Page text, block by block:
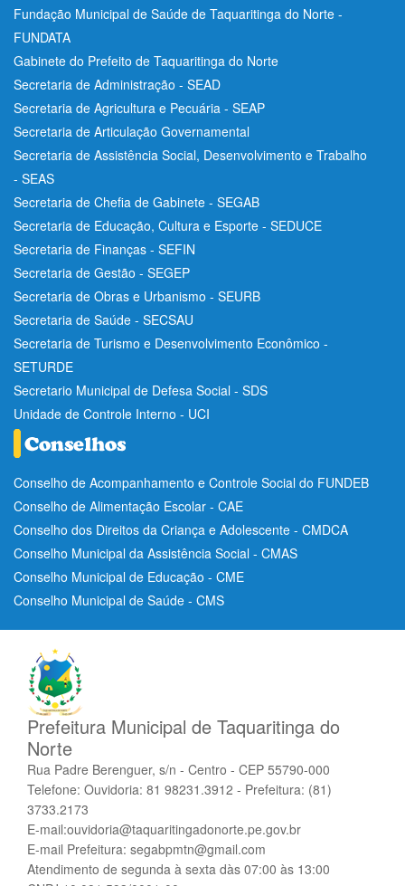
Fundação Municipal de Saúde de Taquaritinga do Norte -
FUNDATA
Gabinete do Prefeito de Taquaritinga do Norte
Secretaria de Administração - SEAD
Secretaria de Agricultura e Pecuária - SEAP
Secretaria de Articulação Governamental
Secretaria de Assistência Social, Desenvolvimento e Trabalho
- SEAS
Secretaria de Chefia de Gabinete - SEGAB
Secretaria de Educação, Cultura e Esporte - SEDUCE
Secretaria de Finanças - SEFIN
Secretaria de Gestão - SEGEP
Secretaria de Obras e Urbanismo - SEURB
Secretaria de Saúde - SECSAU
Secretaria de Turismo e Desenvolvimento Econômico -
SETURDE
Secretario Municipal de Defesa Social - SDS
Unidade de Controle Interno - UCI
Conselho de Acompanhamento e Controle Social do FUNDEB
Conselho de Alimentação Escolar - CAE
Conselho dos Direitos da Criança e Adolescente - CMDCA
Conselho Municipal da Assistência Social - CMAS
Conselho Municipal de Educação - CME
Conselho Municipal de Saúde - CMS
Prefeitura Municipal de Taquaritinga do
Norte
Rua Padre Berenguer, s/n - Centro - CEP 55790-000
Telefone: Ouvidoria: 81 98231.3912 - Prefeitura: (81)
3733.2173
E-mail:ouvidoria@taquaritingadonorte.pe.gov.br
E-mail Prefeitura: segabpmtn@gmail.com
Atendimento de segunda à sexta dàs 07:00 às 13:00